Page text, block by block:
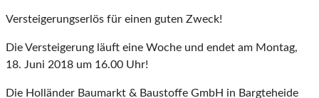
Versteigerungserlös für einen guten Zweck!
Die Versteigerung läuft eine Woche und endet am Montag,
18. Juni 2018 um 16.00 Uhr!
Die Holländer Baumarkt & Baustoffe GmbH in Bargteheide